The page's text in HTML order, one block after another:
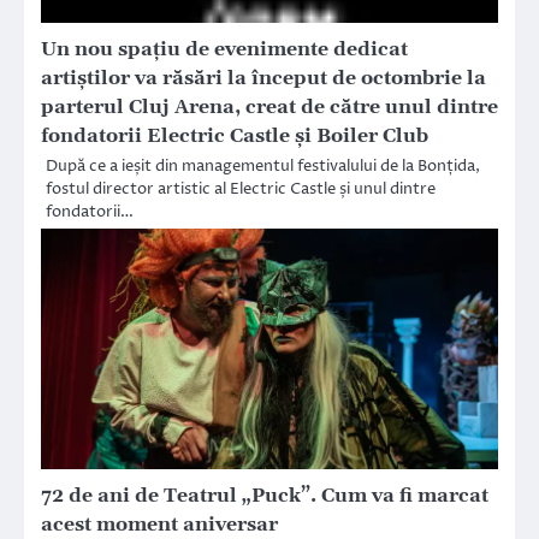
Un nou spațiu de evenimente dedicat
artiștilor va răsări la început de octombrie la
parterul Cluj Arena, creat de către unul dintre
fondatorii Electric Castle și Boiler Club
După ce a ieșit din managementul festivalului de la Bonțida,
fostul director artistic al Electric Castle și unul dintre
fondatorii…
72 de ani de Teatrul „Puck”. Cum va fi marcat
acest moment aniversar